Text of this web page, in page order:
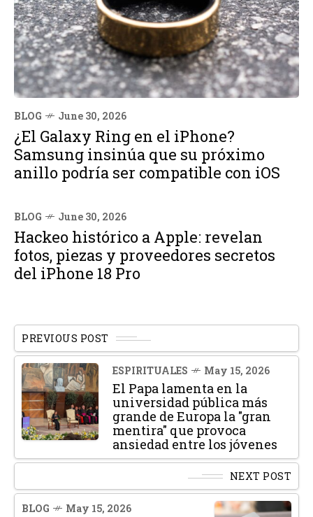
BLOG June 30, 2026
¿El Galaxy Ring en el iPhone?
Samsung insinúa que su próximo
anillo podría ser compatible con iOS
BLOG June 30, 2026
Hackeo histórico a Apple: revelan
fotos, piezas y proveedores secretos
del iPhone 18 Pro
PREVIOUS POST
ESPIRITUALES May 15, 2026
El Papa lamenta en la
universidad pública más
grande de Europa la "gran
mentira" que provoca
ansiedad entre los jóvenes
NEXT POST
BLOG May 15, 2026